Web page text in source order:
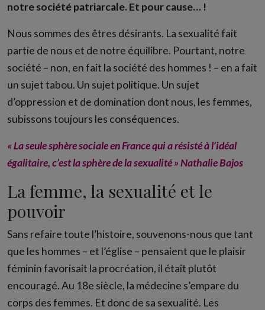
notre société patriarcale. Et pour cause… !
Nous sommes des êtres désirants. La sexualité fait
partie de nous et de notre équilibre. Pourtant, notre
société – non, en fait la société des hommes ! – en a fait
un sujet tabou. Un sujet politique. Un sujet
d’oppression et de domination dont nous, les femmes,
subissons toujours les conséquences.
« La seule sphère sociale en France qui a résisté à l’idéal
égalitaire, c’est la sphère de la sexualité » Nathalie Bajos
La femme, la sexualité et le
pouvoir
Sans refaire toute l’histoire, souvenons-nous que tant
que les hommes – et l’église – pensaient que le plaisir
féminin favorisait la procréation, il était plutôt
encouragé. Au 18e siècle, la médecine s’empare du
corps des femmes. Et donc de sa sexualité. Les